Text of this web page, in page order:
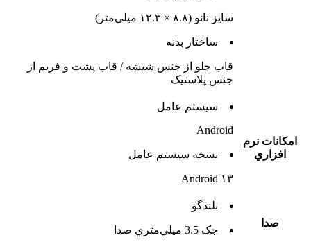
سایز نانو (۸.۸ × ۱۲.۳ میلی‌متر)
ساختار بدنه
قاب جلو از جنس شیشه / قاب پشت و فریم از
جنس پلاستیک
امکانات نرم
افزاري
سيستم عامل
Android
نسخه سيستم عامل
Android ۱۳
صدا
بلندگو
جک 3.5 ميلي‌متري صدا